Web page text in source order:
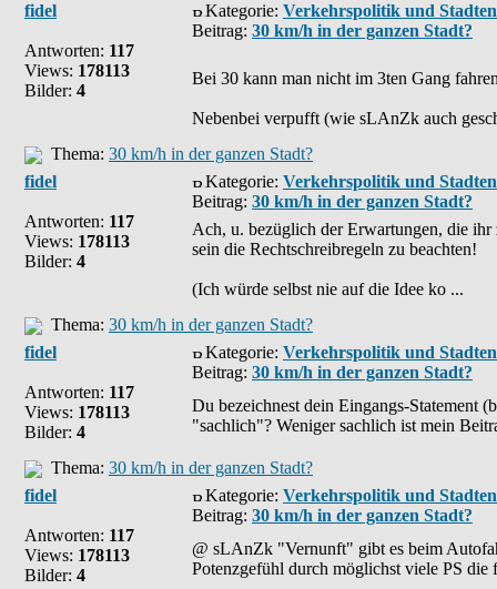
fidel
Antworten: 117
Views: 178113
Bilder: 4
Kategorie: Verkehrspolitik und
Beitrag: 30 km/h in der ganzen Stadt?
Bei 30 kann man nicht im 3ten Gang
Nebenbei verpufft (wie sLAnZk auch
Thema: 30 km/h in der ganzen Stadt?
fidel
Antworten: 117
Views: 178113
Bilder: 4
Kategorie: Verkehrspolitik und
Beitrag: 30 km/h in der ganzen Stadt?
Ach, u. bezüglich der Erwartungen, die ihr
sein die Rechtschreibregeln zu beachten!
(Ich würde selbst nie auf die Idee ko ...
Thema: 30 km/h in der ganzen Stadt?
fidel
Antworten: 117
Views: 178113
Bilder: 4
Kategorie: Verkehrspolitik und
Beitrag: 30 km/h in der ganzen Stadt?
Du bezeichnest dein Eingangs-Statement
"sachlich"? Weniger sachlich ist mein
Thema: 30 km/h in der ganzen Stadt?
fidel
Antworten: 117
Views: 178113
Bilder: 4
Kategorie: Verkehrspolitik und
Beitrag: 30 km/h in der ganzen Stadt?
@ sLAnZk "Vernunft" gibt es beim
Potenzgefühl durch möglichst viele PS die